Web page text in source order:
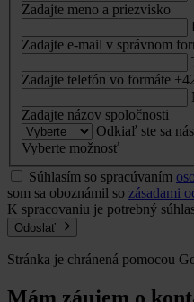
Zadajte meno a priezvisko
Zadajte e-mail v správnom
Zadajte telefón vo formáte
Zadajte názov spoločnosti
Odkiaľ ste sa
Vyberte možnosť
Súhlasím so spracúvaním
som sa oboznámil so zásadami
K spracovaniu je potrebný
Odoslať
Stránka je chránená pomocou